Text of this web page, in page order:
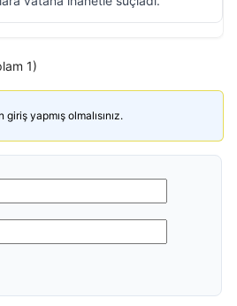
1)
yapmış olmalısınız.